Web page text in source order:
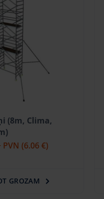
(8m, Clima,
(6.06 €)
GROZAM